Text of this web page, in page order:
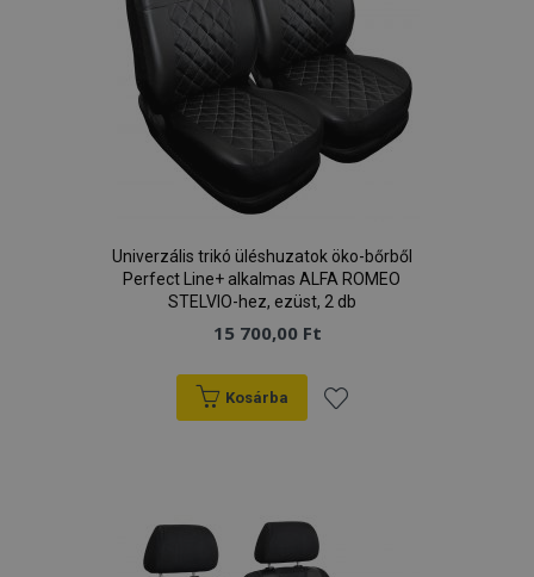
Univerzális trikó üléshuzatok öko-bőrből
Perfect Line+ alkalmas ALFA ROMEO
STELVIO-hez, ezüst, 2 db
15 700,00 Ft
Kosárba
kívánságlistához